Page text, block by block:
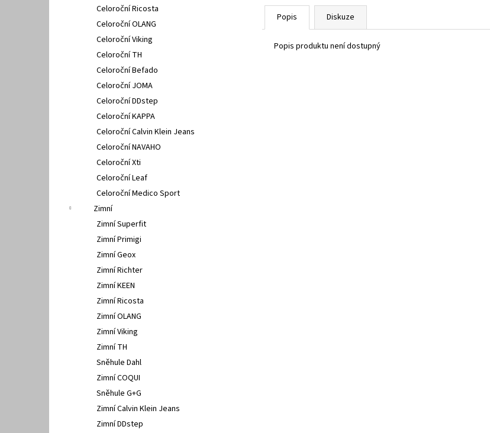
Celoroční Ricosta
Celoroční OLANG
Celoroční Viking
Celoroční TH
Celoroční Befado
Celoroční JOMA
Celoroční DDstep
Celoroční KAPPA
Celoroční Calvin Klein Jeans
Celoroční NAVAHO
Celoroční Xti
Celoroční Leaf
Celoroční Medico Sport
Zimní
Zimní Superfit
Zimní Primigi
Zimní Geox
Zimní Richter
Zimní KEEN
Zimní Ricosta
Zimní OLANG
Zimní Viking
Zimní TH
Sněhule Dahl
Zimní COQUI
Sněhule G+G
Zimní Calvin Klein Jeans
Zimní DDstep
Popis Diskuze
Popis produktu není dostupný